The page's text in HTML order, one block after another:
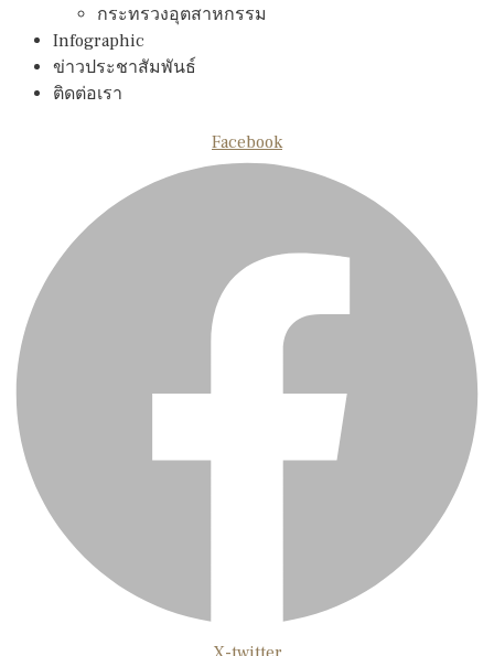
กระทรวงอุตสาหกรรม
Infographic
ข่าวประชาสัมพันธ์
ติดต่อเรา
Facebook